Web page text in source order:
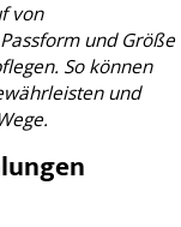
von
und Größe
So können
und